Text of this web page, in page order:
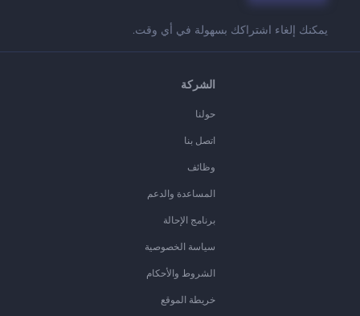
يمكنك إلغاء اشتراكك بسهولة في أي وقت.
الشركة
حولنا
اتصل بنا
وظائف
المساعدة والدعم
برنامج الإحالة
سياسة الخصوصية
الشروط والأحكام
خريطة الموقع